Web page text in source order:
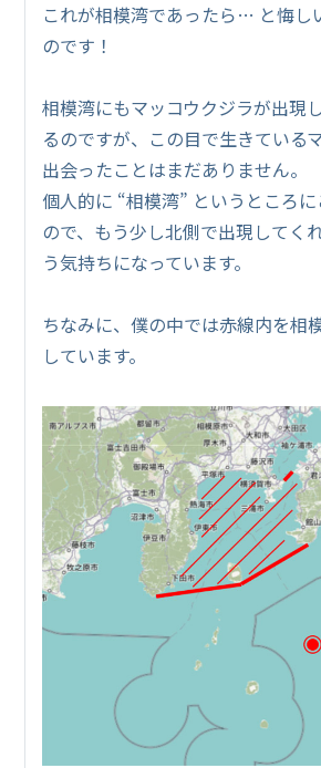
これが相模湾であったら… と悔し
のです！
相模湾にもマッコウクジラが出現
るのですが、この目で生きている
出会ったことはまだありません。
個人的に “相模湾” というところ
ので、もう少し北側で出現してく
う気持ちになっています。
ちなみに、僕の中では赤線内を相
しています。